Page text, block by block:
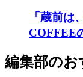
「蔵前は
COFFEE
編集部のお